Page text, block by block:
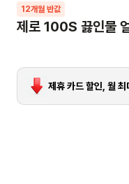
12개월 반값
제로 100S 끓인물
제휴 카드 할인, 월